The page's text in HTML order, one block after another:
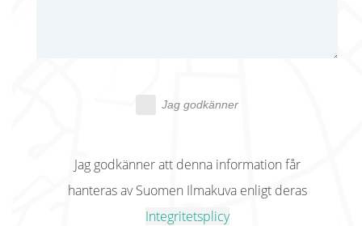
Jag godkänner
Jag godkänner att denna information får
hanteras av Suomen Ilmakuva enligt deras
Integritetsplicy